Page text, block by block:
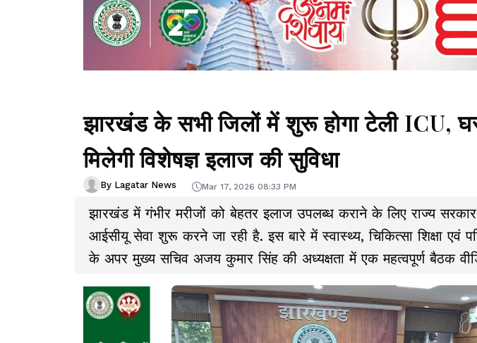
झारखंड के सभी जिलों में शुरू होगा टेली ICU,
मिलेगी विशेषज्ञ इलाज की सुविधा
By Lagatar News Mar 17, 2026 08:33 PM
झारखंड में गंभीर मरीजों को बेहतर इलाज उपलब्ध कराने के लिए राज्य
आईसीयू सेवा शुरू करने जा रही है. इस बारे में स्वास्थ्य, चिकित्सा शिक्षा एवं
के अपर मुख्य सचिव अजय कुमार सिंह की अध्यक्षता में एक महत्वपूर्ण बैठक
माध्यम से आयोजित की गई